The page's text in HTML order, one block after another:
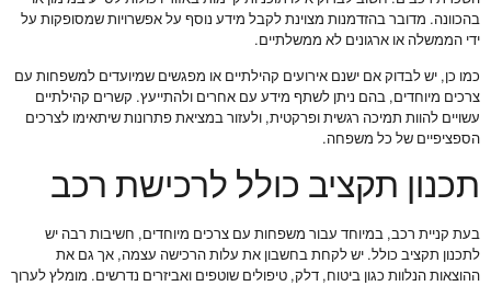
בהכוונה. מדובר בהזדמנות מצוינת לקבל מידע נוסף על אפשרויות שמסופקות על
ידי הממשלה או ארגונים לא ממשלתיים.
כמו כן, יש לבדוק אם ישנם אירועים קהילתיים או מפגשים שמיועדים למשפחות עם
צרכים מיוחדים, בהם ניתן לשתף מידע עם אחרים ולהתייעץ. קשרים קהילתיים
עשויים להוות תמיכה רגשית ופרקטית, ולעזור במציאת פתרונות שיתאימו לצרכים
הספציפיים של כל משפחה.
תכנון תקציב כולל לרכישת רכב
בעת קניית רכב, במיוחד עבור משפחות עם צרכים מיוחדים, חשיבות רבה יש
לתכנון תקציב כולל. יש לקחת בחשבון את עלות הרכישה עצמה, אך גם את
ההוצאות הנלוות כגון ביטוח, דלק, טיפולים שוטפים ואביזרים נדרשים. מומלץ לערוך